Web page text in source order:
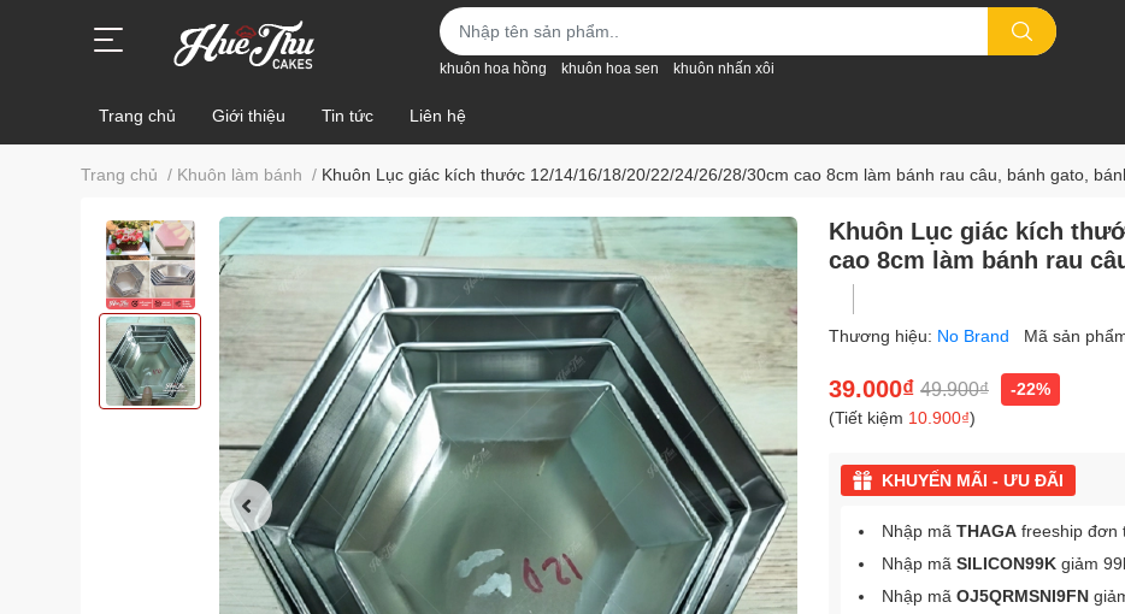
khuôn hoa hồng khuôn hoa sen khuôn nhấn xôi
Trang chủ Giới thiệu Tin tức Liên hệ
Trang chủ / Khuôn làm bánh / Khuôn Lục giác kích thước 12/14/16/18/20/22/24/26/28/30cm cao 8cm làm bánh rau câu, bánh gato,
Khuôn Lục giác kích
cao 8cm làm bánh rau
Thương hiệu: No Brand Mã sản
39.000₫ 49.900₫
-22%
(Tiết kiệm 10.900₫)
KHUYẾN MÃI - ƯU ĐÃI
Nhập mã THAGA freeship đơn
Nhập mã SILICON99K giảm
Nhập mã OJ5QRMSNI9FN